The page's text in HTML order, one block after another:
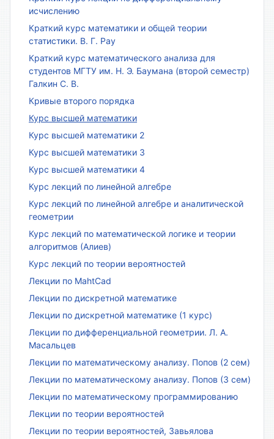
исчислению
Краткий курс математики и общей теории
статистики. В. Г. Рау
Краткий курс математического анализа для
студентов МГТУ им. Н. Э. Баумана (второй семестр)
Галкин С. В.
Кривые второго порядка
Курс высшей математики
Курс высшей математики 2
Курс высшей математики 3
Курс высшей математики 4
Курс лекций по линейной алгебре
Курс лекций по линейной алгебре и аналитической
геометрии
Курс лекций по математической логике и теории
алгоритмов (Алиев)
Курс лекций по теории вероятностей
Лекции по MahtCad
Лекции по дискретной математике
Лекции по дискретной математике (1 курс)
Лекции по дифференциальной геометрии. Л. А.
Масальцев
Лекции по математическому анализу. Попов (2 сем)
Лекции по математическому анализу. Попов (3 сем)
Лекции по математическому программированию
Лекции по теории вероятностей
Лекции по теории вероятностей, Завьялова